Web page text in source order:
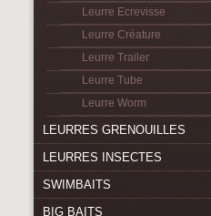
Leurre Ecrevisse
Leurre Créature
Leurre Trailer
Leurre Tube
Leurre Worm
LEURRES GRENOUILLES
LEURRES INSECTES
SWIMBAITS
BIG BAITS